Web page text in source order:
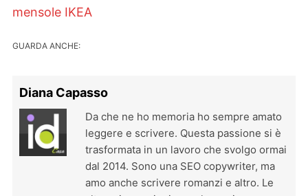
mensole IKEA
GUARDA ANCHE:
Diana Capasso
Da che ne ho memoria ho sempre amato
leggere e scrivere. Questa passione si è
trasformata in un lavoro che svolgo ormai
dal 2014. Sono una SEO copywriter, ma
amo anche scrivere romanzi e altro. Le